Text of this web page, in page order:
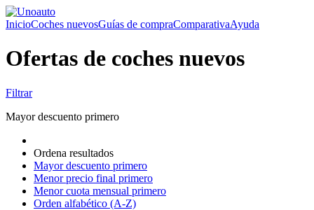
InicioCoches nuevosGuías de compraComparativaAyuda
Ofertas de coches nuevos
Filtrar
Mayor descuento primero
Ordena resultados
Mayor descuento primero
Menor precio final primero
Menor cuota mensual primero
Orden alfabético (A-Z)